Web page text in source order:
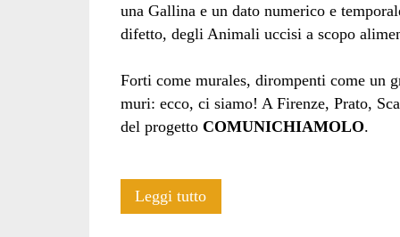
una Gallina e un dato numerico e
difetto, degli Animali uccisi a scopo
Forti come murales, dirompenti come un
muri: ecco, ci siamo! A Firenze, Prato,
del progetto COMUNICHIAMOLO.
Leggi tuttoStrappati